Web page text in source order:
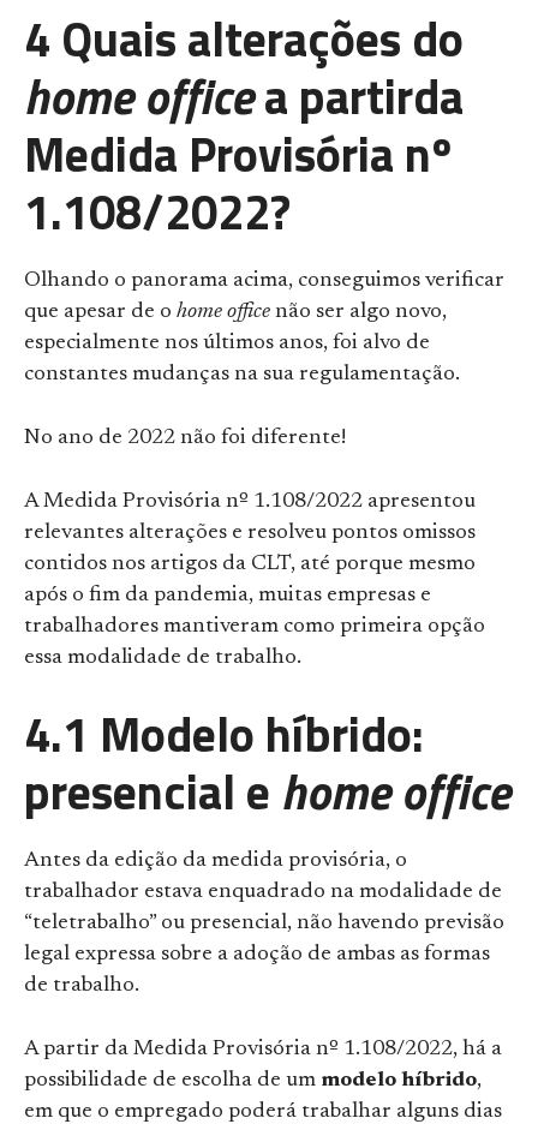
4 Quais alterações do
home officea partirda
Medida Provisória nº
1.108/2022?
Olhando o panorama acima, conseguimos verificar
que apesar de o home office não ser algo novo,
especialmente nos últimos anos, foi alvo de
constantes mudanças na sua regulamentação.
No ano de 2022 não foi diferente!
A Medida Provisória nº 1.108/2022 apresentou
relevantes alterações e resolveu pontos omissos
contidos nos artigos da CLT, até porque mesmo
após o fim da pandemia, muitas empresas e
trabalhadores mantiveram como primeira opção
essa modalidade de trabalho.
4.1 Modelo híbrido:
presencial ehome office
Antes da edição da medida provisória, o
trabalhador estava enquadrado na modalidade de
“teletrabalho” ou presencial, não havendo previsão
legal expressa sobre a adoção de ambas as formas
de trabalho.
A partir da Medida Provisória nº 1.108/2022, há a
possibilidade de escolha de um modelo híbrido,
em que o empregado poderá trabalhar alguns dias